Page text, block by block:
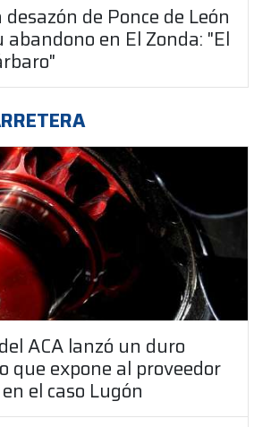
de Ponce de León
abandono en El Zonda: "El
ACA lanzó un duro
que expone al proveedor
el caso Lugón